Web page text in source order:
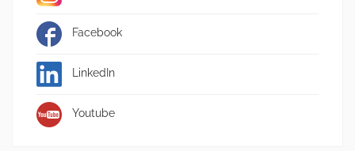
Facebook
LinkedIn
Youtube